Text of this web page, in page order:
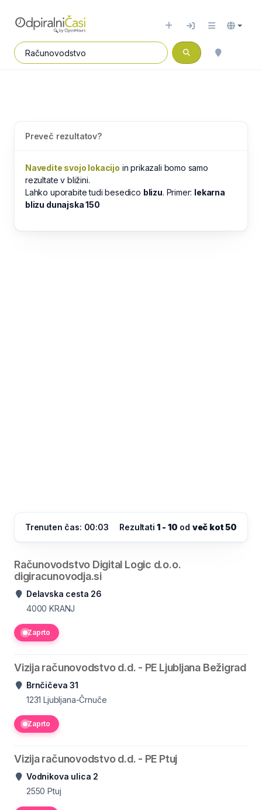
Preveč rezultatov?
Navedite svojo lokacijo in prikazali bomo samo
rezultate v bližini.
Lahko uporabite tudi besedico blizu. Primer: lekarna
blizu dunajska 150
Trenuten čas: 00:03 Rezultati1 - 10 od več kot 50
Računovodstvo Digital Logic d.o.o.
digiracunovodja.si
Delavska cesta 26
4000 KRANJ
Zaprto
Vizija računovodstvo d.d. - PE Ljubljana Bežigrad
Brnčičeva 31
1231 Ljubljana-Črnuče
Zaprto
Vizija računovodstvo d.d. - PE Ptuj
Vodnikova ulica 2
2550 Ptuj